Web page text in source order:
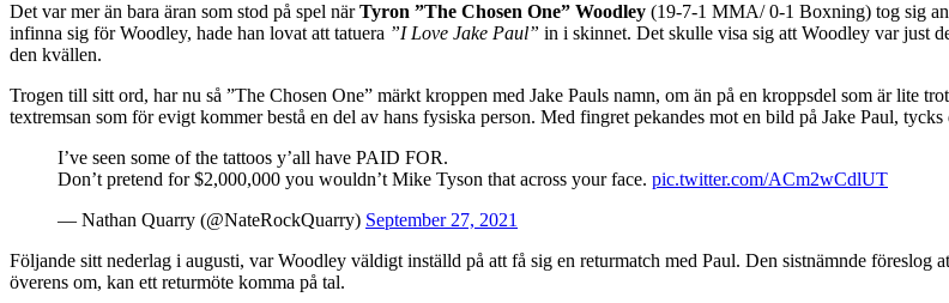
Det var mer än bara äran som stod på spel närTyron ”The Chosen One” Woodley (19-7-1 MMA/ 0-1 Boxning) tog sig
infinna sig för Woodley, hade han lovat att tatuera ”I Love Jake Paul” in i skinnet. Det skulle visa sig att Woodley var just
den kvällen.
Trogen till sitt ord, har nu så ”The Chosen One” märkt kroppen med Jake Pauls namn, om än på en kroppsdel som är lite
textremsan som för evigt kommer bestå en del av hans fysiska person. Med fingret pekandes mot en bild på Jake Paul,
I’ve seen some of the tattoos y’all have PAID FOR.
Don’t pretend for $2,000,000 you wouldn’t Mike Tyson that across your face. pic.twitter.com/ACm2wCdlUT
— Nathan Quarry (@NateRockQuarry) September 27, 2021
Följande sitt nederlag i augusti, var Woodley väldigt inställd på att få sig en returmatch med Paul. Den sistnämnde
överens om, kan ett returmöte komma på tal.